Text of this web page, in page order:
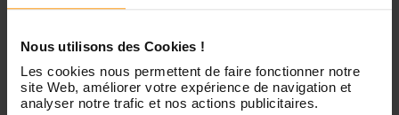
Nous utilisons des Cookies !
Les cookies nous permettent de faire fonctionner notre
site Web, améliorer votre expérience de navigation et
analyser notre trafic et nos actions publicitaires.
Jeudi
Vendredi Disponible de 00:00 à 00:00
Contactez-nous